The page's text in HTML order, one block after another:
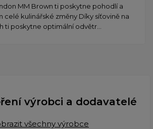
MM Brown ti poskytne pohodlí a
celé kulinářské změny Díky síťovině na
ti poskytne optimální odvětr...
výrobci a dodavatelé
všechny výrobce